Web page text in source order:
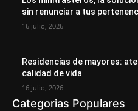
sin renunciar a tus
16 julio, 2026
Residencias de mayores:
calidad de vida
16 julio, 2026
Categorias Populares